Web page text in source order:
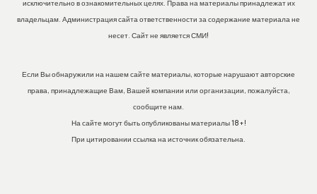
исключительно в ознакомительных целях. Права на материалы принадлежат их
владельцам. Администрация сайта ответственности за содержание материала не
несет. Сайт не является СМИ!
Если Вы обнаружили на нашем сайте материалы, которые нарушают авторские
права, принадлежащие Вам, Вашей компании или организации, пожалуйста,
сообщите нам.
На сайте могут быть опубликованы материалы 18+!
При цитировании ссылка на источник обязательна.